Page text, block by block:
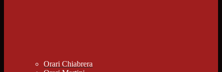
Orari Chiabrera